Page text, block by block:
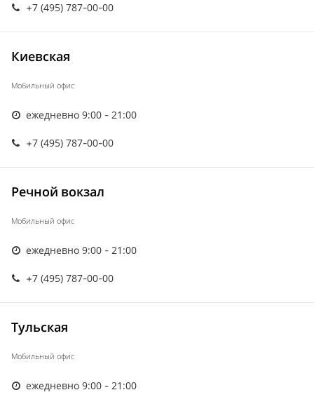
+7 (495) 787-00-00
Киевская
Мобильный офис
ежедневно 9:00 - 21:00
+7 (495) 787-00-00
Речной вокзал
Мобильный офис
ежедневно 9:00 - 21:00
+7 (495) 787-00-00
Тульская
Мобильный офис
ежедневно 9:00 - 21:00